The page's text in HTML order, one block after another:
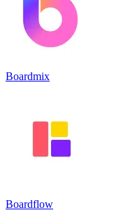
Boardmix
Boardflow